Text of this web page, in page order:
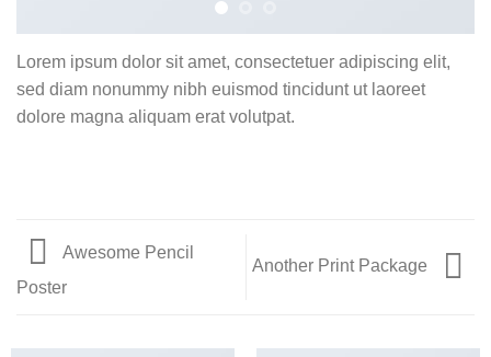
Lorem ipsum dolor sit amet, consectetuer adipiscing elit,
sed diam nonummy nibh euismod tincidunt ut laoreet
dolore magna aliquam erat volutpat.
Awesome Pencil
Poster
Another Print Package